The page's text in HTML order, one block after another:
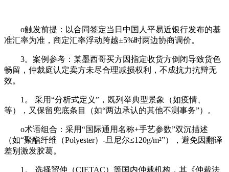
o触发前提：以合同签定当日中国人平易近银行发布的基
准汇率为准，商定汇率浮动跨越±5%时两边协商调价。
3。案例参考：某墨西哥买方因指定收货方倒闭导致货色
畅留，仲裁庭认定卖方未尽合理减损权利，不成抗力抗辩无
效。
1。 采用“分析式定义”，既列举典型景象（如疫情、
等），又保留兜底条目（如“两边承认的其他不测事务”）。
o术语组合：采用“国际通用名称+手艺参数”双沉描述
（如“聚酯纤维（Polyester）-旦尼尔≤120g/m²”），避免因翻译
差别激发胶葛。
1。 选择贸仲（CIETAC）等国内仲裁机构，其《仲裁法